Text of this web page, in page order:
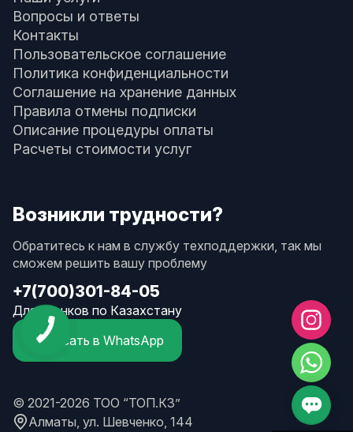
Вопросы и ответы
Контакты
Пользовательское соглашение
Политика конфиденциальности
Соглашение на хранение данных
Правила отмены подписки
Описание процедуры оплаты
Расчеты стоимости услуг
Возникли трудности?
Обратитесь к нам в службу техподдержки, так мы
сможем решить вашу проблему
+7(700)301-84-05
Для звонков по Казахстану
Написать в WhatsApp
© 2021-2026 ТОО “ТОП.КЗ”
Алматы, ул. Шевченко, 144